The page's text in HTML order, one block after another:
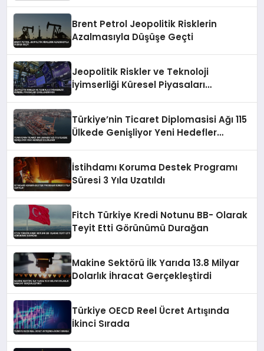
Brent Petrol Jeopolitik Risklerin
Azalmasıyla Düşüşe Geçti
Jeopolitik Riskler ve Teknoloji
İyimserliği Küresel Piyasaları
Türkiye’nin Ticaret Diplomasisi Ağı 115
Ülkede Genişliyor Yeni Hedefler
İstihdamı Koruma Destek Programı
Süresi 3 Yıla Uzatıldı
Fitch Türkiye Kredi Notunu BB- Olarak
Teyit Etti Görünümü Durağan
Makine Sektörü İlk Yarıda 13.8 Milyar
Dolarlık İhracat Gerçekleştirdi
Türkiye OECD Reel Ücret Artışında
İkinci Sırada